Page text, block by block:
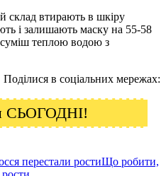
склад втирають в шкіру
і залишають маску на 55-58
теплою водою з
Поділися в соціальних мережах:
СЬОГОДНІ!
Що робити,